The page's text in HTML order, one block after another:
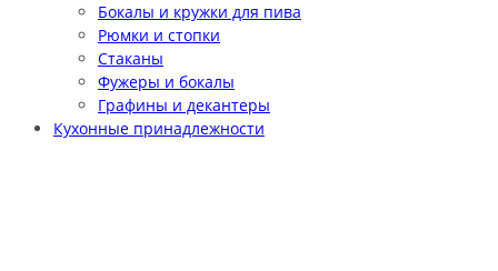
Бокалы и кружки для пива
Рюмки и стопки
Стаканы
Фужеры и бокалы
Графины и декантеры
Кухонные принадлежности